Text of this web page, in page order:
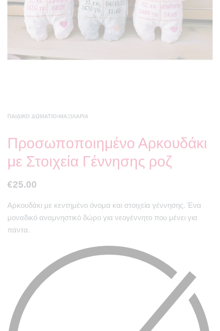
ΠΑΙΔΙΚΌ ΔΩΜΆΤΙΟ› ΜΑΞΙΛΆΡΙΑ
Προσωποποιημένο Αρκουδάκι
με Στοιχεία Γέννησης ροζ
€25.00
Αρκουδάκι με κεντημένο όνομα και στοιχεία γέννησης. Ένα
μοναδικό αναμνηστικό δώρο για νεογέννητο που μένει για
πάντα.